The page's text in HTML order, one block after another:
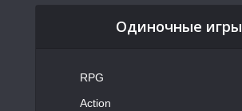
Одиночные игры
RPG
Action